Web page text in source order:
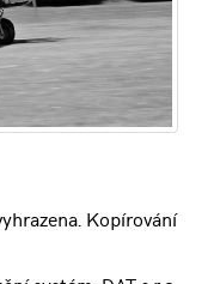
Kopírování